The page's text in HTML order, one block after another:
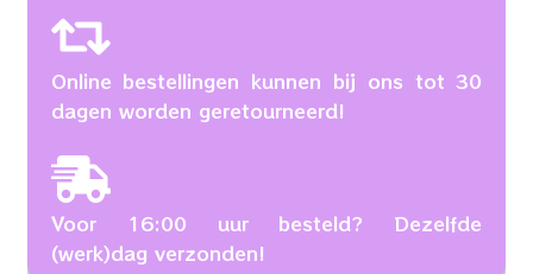
Online bestellingen kunnen bij ons tot 30
dagen worden geretourneerd!
Voor 16:00 uur besteld? Dezelfde
(werk)dag verzonden!